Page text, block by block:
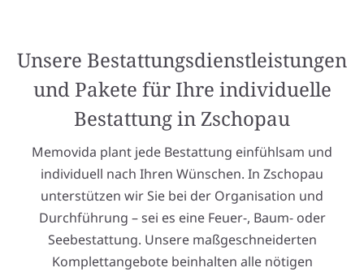
Unsere Bestattungsdienstleistungen
und Pakete für Ihre individuelle
Bestattung in Zschopau
Memovida plant jede Bestattung einfühlsam und
individuell nach Ihren Wünschen. In Zschopau
unterstützen wir Sie bei der Organisation und
Durchführung – sei es eine Feuer-, Baum- oder
Seebestattung. Unsere maßgeschneiderten
Komplettangebote beinhalten alle nötigen